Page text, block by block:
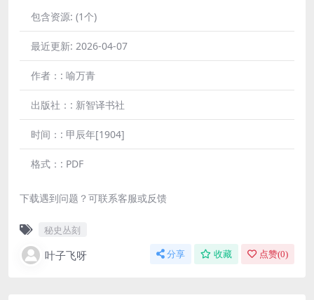
包含资源: (1个)
最近更新: 2026-04-07
作者：: 喻万青
出版社：: 新智译书社
时间：: 甲辰年[1904]
格式：: PDF
下载遇到问题？可联系客服或反馈
秘史丛刻
叶子飞呀 分享 收藏 点赞(0)